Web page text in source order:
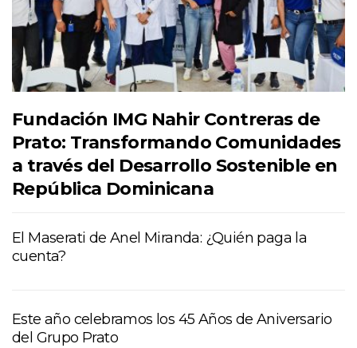
Fundación IMG Nahir Contreras de
Prato: Transformando Comunidades
a través del Desarrollo Sostenible en
República Dominicana
El Maserati de Anel Miranda: ¿Quién paga la
cuenta?
Este año celebramos los 45 Años de Aniversario
del Grupo Prato